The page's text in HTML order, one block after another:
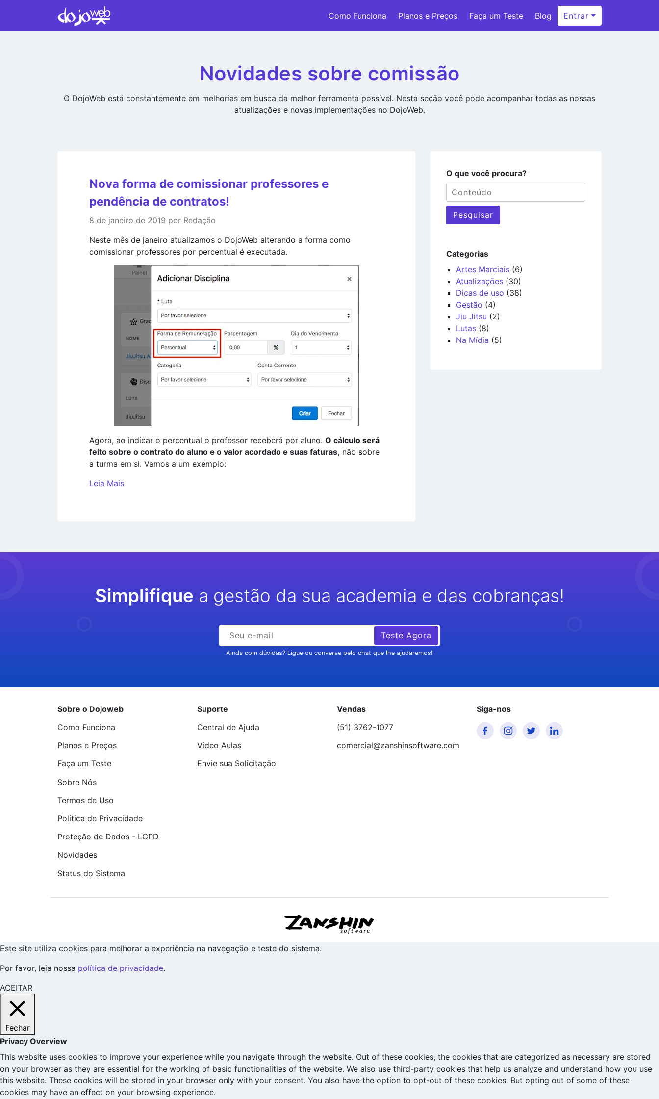
Como Funciona Planos e Preços Faça um Teste Blog Entrar
Novidades sobre comissão
O DojoWeb está constantemente em melhorias em busca da melhor ferramenta possível. Nesta seção você pode acompanhar todas as nossas
atualizações e novas implementações no DojoWeb.
Nova forma de comissionar professores e
pendência de contratos!
8 de janeiro de 2019 por Redação
Neste mês de janeiro atualizamos o DojoWeb alterando a forma como
comissionar professores por percentual é executada.
Agora, ao indicar o percentual o professor receberá por aluno. O cálculo será
feito sobre o contrato do aluno e o valor acordado e suas faturas, não sobre
a turma em si. Vamos a um exemplo:
Leia Mais
O que você procura?
Pesquisar
Categorias
Artes Marciais (6)
Atualizações (30)
Dicas de uso (38)
Gestão (4)
Jiu Jitsu (2)
Lutas (8)
Na Mídia (5)
Simplifique a gestão da sua academia e das cobranças!
Teste Agora
Ainda com dúvidas? Ligue ou converse pelo chat que lhe ajudaremos!
Sobre o Dojoweb
Como Funciona
Planos e Preços
Faça um Teste
Sobre Nós
Termos de Uso
Política de Privacidade
Proteção de Dados - LGPD
Novidades
Status do Sistema
Suporte
Central de Ajuda
Video Aulas
Envie sua Solicitação
Vendas
(51) 3762-1077
comercial@zanshinsoftware.com
Siga-nos
Este site utiliza cookies para melhorar a experiência na navegação e teste do sistema.
Por favor, leia nossa política de privacidade.
ACEITAR
Fechar
Privacy Overview
This website uses cookies to improve your experience while you navigate through the website. Out of these cookies, the cookies that are categorized as necessary are stored
on your browser as they are essential for the working of basic functionalities of the website. We also use third-party cookies that help us analyze and understand how you use
this website. These cookies will be stored in your browser only with your consent. You also have the option to opt-out of these cookies. But opting out of some of these
cookies may have an effect on your browsing experience.